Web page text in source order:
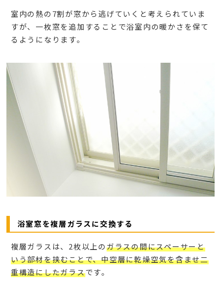
室内の熱の7割が窓から逃げていくと考えられていま
すが、一枚窓を追加することで浴室内の暖かさを保て
るようになります。
浴室窓を複層ガラスに交換する
複層ガラスは、2枚以上のガラスの間にスペーサーと
いう部材を挟むことで、中空層に乾燥空気を含ませ二
重構造にしたガラスです。